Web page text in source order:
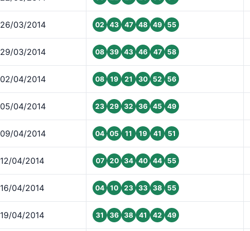
26/03/2014 02 43 47 48 49 55
29/03/2014 08 39 43 46 47 58
02/04/2014 08 19 21 30 52 56
05/04/2014 23 29 32 36 45 49
09/04/2014 04 05 11 19 41 51
12/04/2014 07 20 34 40 44 55
16/04/2014 04 10 23 33 38 55
19/04/2014 31 36 38 41 42 49